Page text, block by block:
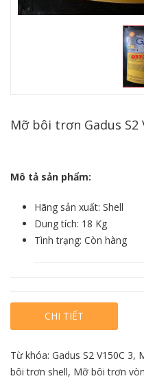
Mỡ bôi trơn Gadus S2
Mô tả sản phẩm:
Hãng sản xuất: Shell
Dung tích: 18 Kg
Tình trạng: Còn hàng
CHI TIẾT
Từ khóa: Gadus S2 V150C 3,
bôi trơn shell, Mỡ bôi trơn